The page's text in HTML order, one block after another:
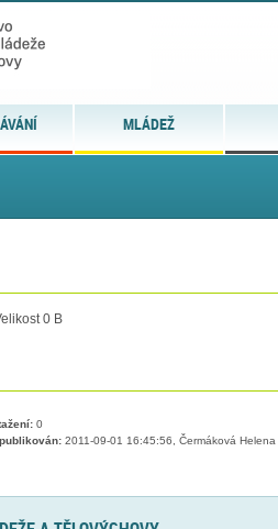
MLÁDEŽ
0 B
0
2011-09-01 16:45:56, Čermáková Helena